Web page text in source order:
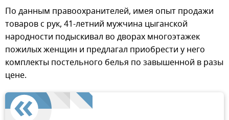
По данным правоохранителей, имея опыт продажи
товаров с рук, 41-летний мужчина цыганской
народности подыскивал во дворах многоэтажек
пожилых женщин и предлагал приобрести у него
комплекты постельного белья по завышенной в разы
цене.